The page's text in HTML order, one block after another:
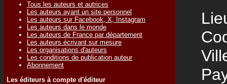
Tous les auteurs et autrices
Les auteurs ayant un site personnel
Les auteurs sur Facebook, X, Instagram
Les auteurs dans le monde
Les auteurs de France par département
Les auteurs écrivant sur mesure
Les organisations d'auteurs
Les conditions de publication auteur
Abonnement
Les éditeurs à compte d'éditeur